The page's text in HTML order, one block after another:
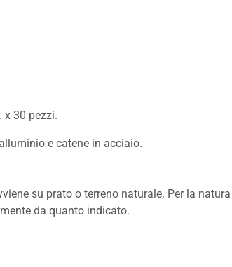
x 30 pezzi.
e catene in acciaio.
su prato o terreno naturale. Per la
da quanto indicato.